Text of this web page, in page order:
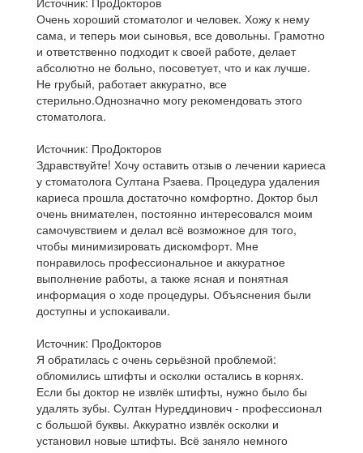
Очень хороший стоматолог и человек. Хожу к нему
сама, и теперь мои сыновья, все довольны. Грамотно
и ответственно подходит к своей работе, делает
абсолютно не больно, посоветует, что и как лучше.
Не грубый, работает аккуратно, все
стерильно.Однозначно могу рекомендовать этого
стоматолога.
Источник: ПроДокторов
Здравствуйте! Хочу оставить отзыв о лечении кариеса​
у стоматолога Султана Рзаева. Процедура удаления
кариеса прошла достаточно комфортно. Доктор был
очень внимателен, постоянно интересовался моим
самочувствием и делал всё возможное для того,
чтобы минимизировать дискомфорт. Мне
понравилось профессиональное и аккуратное
выполнение работы, а также ясная и понятная
информация о ходе процедуры. Объяснения были
доступны и успокаивали.
Источник: ПроДокторов
Я обратилась с очень серьёзной проблемой:
обломились штифты и осколки остались в корнях.
Если бы доктор не извлёк штифты, нужно было бы
удалять зубы. Султан Нуреддинович - профессионал
с большой буквы. Аккуратно извлёк осколки и
установил новые штифты. Всё заняло немного